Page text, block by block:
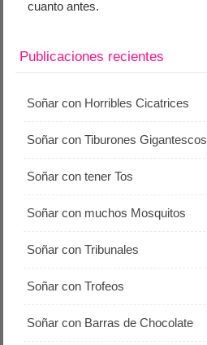
cuanto antes.
Publicaciones recientes
Soñar con Horribles Cicatrices
Soñar con Tiburones Gigantescos
Soñar con tener Tos
Soñar con muchos Mosquitos
Soñar con Tribunales
Soñar con Trofeos
Soñar con Barras de Chocolate